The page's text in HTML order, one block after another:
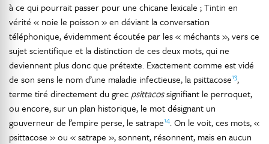
à ce qui pourrait passer pour une chicane lexicale ; Tintin en
vérité « noie le poisson » en déviant la conversation
téléphonique, évidemment écoutée par les « méchants », vers ce
sujet scientifique et la distinction de ces deux mots, qui ne
deviennent plus donc que prétexte. Exactement comme est vidé
de son sens le nom d’une maladie infectieuse, la psittacose13,
terme tiré directement du grec psittacossignifiant le perroquet,
ou encore, sur un plan historique, le mot désignant un
gouverneur de l’empire perse, le satrape14. On le voit, ces mots, «
psittacose » ou « satrape », sonnent, résonnent, mais en aucun